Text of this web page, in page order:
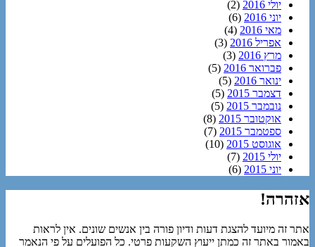
יולי 2016
(2)
יוני 2016
(6)
מאי 2016
(4)
אפריל 2016
(3)
מרץ 2016
(3)
פברואר 2016
(5)
ינואר 2016
(5)
דצמבר 2015
(5)
נובמבר 2015
(5)
אוקטובר 2015
(8)
ספטמבר 2015
(7)
אוגוסט 2015
(10)
יולי 2015
(7)
יוני 2015
(6)
אזהרה!
אתר זה מיועד להצגת דעות ודיון פורה בין אנשים שונים. אין לראות
באמור באתר זה כמתן ייעוץ השקעות פרטי. כל הפועלים על פי הנאמר